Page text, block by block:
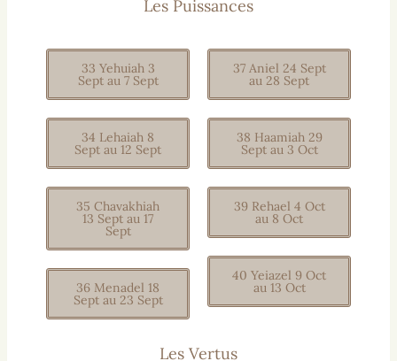
Les Puissances
33 Yehuiah 3
Sept au 7 Sept
34 Lehaiah 8
Sept au 12 Sept
35 Chavakhiah
13 Sept au 17
Sept
36 Menadel 18
Sept au 23 Sept
37 Aniel 24 Sept
au 28 Sept
38 Haamiah 29
Sept au 3 Oct
39 Rehael 4 Oct
au 8 Oct
40 Yeiazel 9 Oct
au 13 Oct
Les Vertus